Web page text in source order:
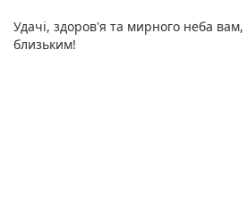
Удачі, здоров'я та мирного неба
близьким!